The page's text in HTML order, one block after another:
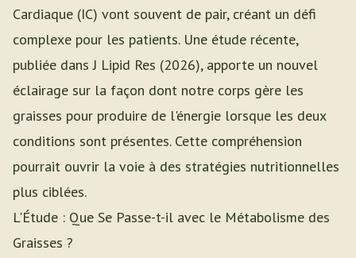
Cardiaque (IC) vont souvent de pair, créant un défi
complexe pour les patients. Une étude récente,
publiée dans J Lipid Res (2026), apporte un nouvel
éclairage sur la façon dont notre corps gère les
graisses pour produire de l'énergie lorsque les deux
conditions sont présentes. Cette compréhension
pourrait ouvrir la voie à des stratégies nutritionnelles
plus ciblées.
L'Étude : Que Se Passe-t-il avec le Métabolisme des
Graisses ?